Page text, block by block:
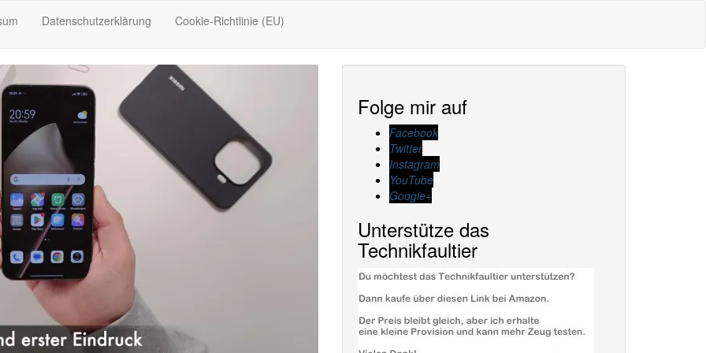
Datenschutzerklärung Cookie-Richtlinie (EU)
Folge mir auf
Facebook
Twitter
Instagram
YouTube
Google+
Unterstütze das
Technikfaultier